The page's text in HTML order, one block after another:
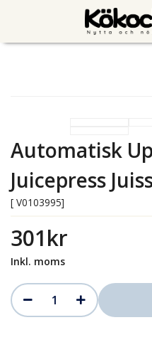
Automatisk
Juicepress
[ V0103995]
301kr
Inkl. moms